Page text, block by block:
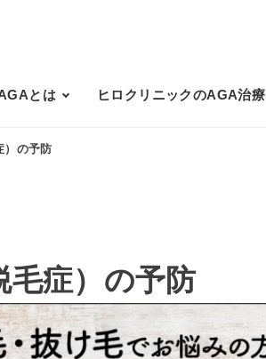
とは ヒロクリニックのAGA治療
）の予防
毛症）の予防